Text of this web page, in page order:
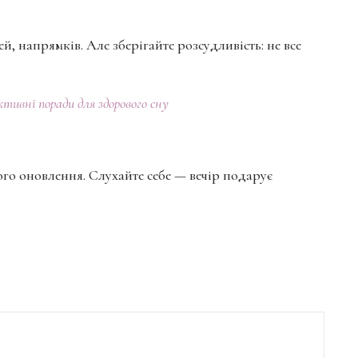
напрямків. Але зберігайте розсудливість: не все
поради для здорового сну
оновлення. Слухайте себе — вечір подарує